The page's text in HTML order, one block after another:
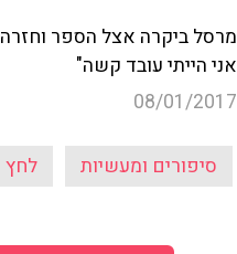
מרסל ביקרה אצל הספר
אני הייתי עובד קשה"
08/01/2017
סיפורים ומעשיות לחץ